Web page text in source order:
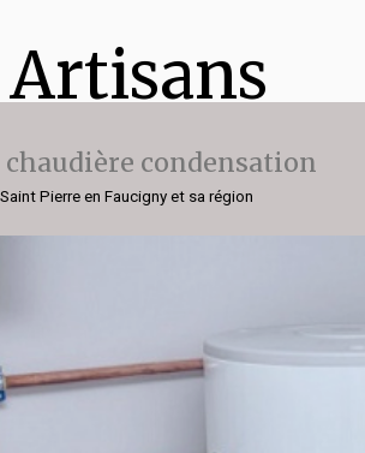
Artisans
condensation
Pierre en Faucigny et sa région